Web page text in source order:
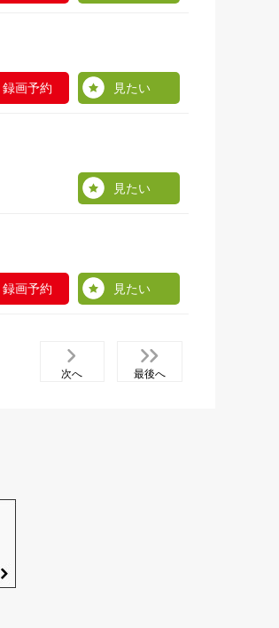
録画予約 見たい
見たい
録画予約 見たい
次へ 最後へ